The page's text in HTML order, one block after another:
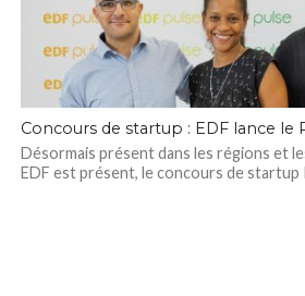
Concours de startup : EDF lance le
Désormais présent dans les régions et
EDF est présent, le concours de startup